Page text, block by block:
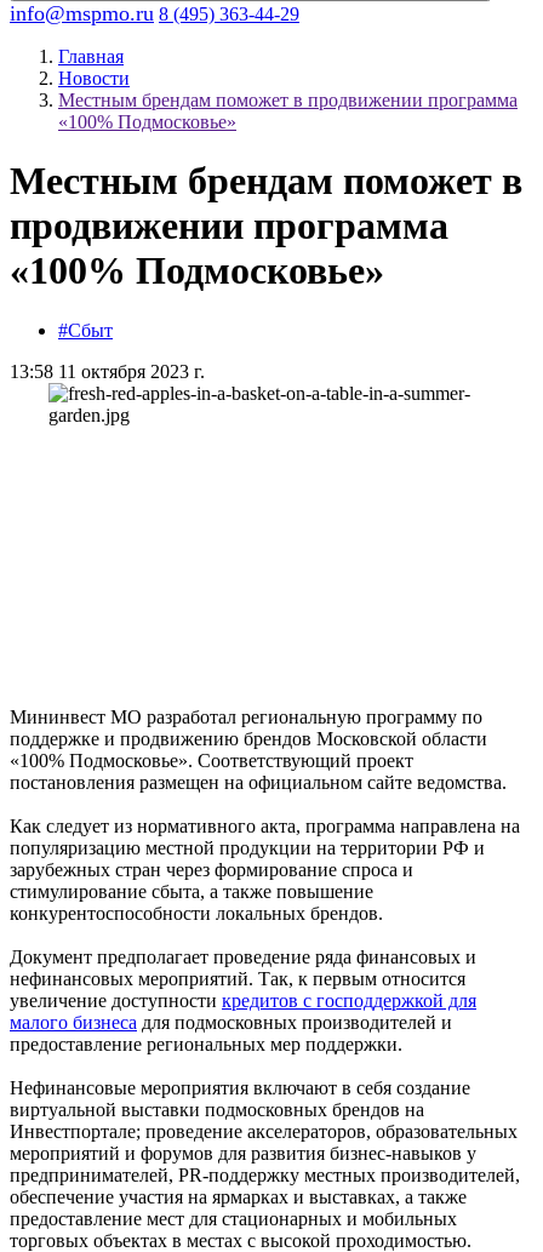
info@mspmo.ru 8 (495) 363-44-29
Главная
Новости
Местным брендам поможет в продвижении программа
«100% Подмосковье»
Местным брендам поможет в
продвижении программа
«100% Подмосковье»
#Сбыт
13:58 11 октября 2023 г.
Мининвест МО разработал региональную программу по
поддержке и продвижению брендов Московской области
«100% Подмосковье». Соответствующий проект
постановления размещен на официальном сайте ведомства.
Как следует из нормативного акта, программа направлена на
популяризацию местной продукции на территории РФ и
зарубежных стран через формирование спроса и
стимулирование сбыта, а также повышение
конкурентоспособности локальных брендов.
Документ предполагает проведение ряда финансовых и
нефинансовых мероприятий. Так, к первым относится
увеличение доступности кредитов с господдержкой для
малого бизнеса для подмосковных производителей и
предоставление региональных мер поддержки.
Нефинансовые мероприятия включают в себя создание
виртуальной выставки подмосковных брендов на
Инвестпортале; проведение акселераторов, образовательных
мероприятий и форумов для развития бизнес-навыков у
предпринимателей, PR-поддержку местных производителей,
обеспечение участия на ярмарках и выставках, а также
предоставление мест для стационарных и мобильных
торговых объектах в местах с высокой проходимостью.